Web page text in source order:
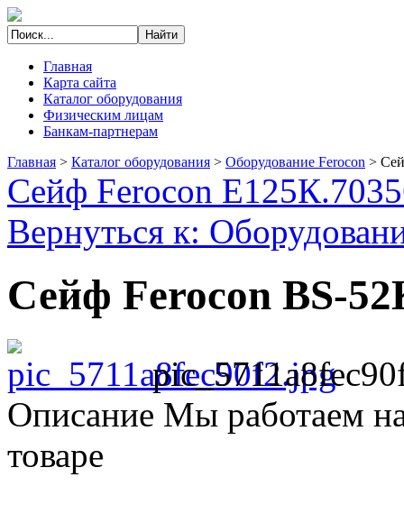
Главная
Карта сайта
Каталог оборудования
Физическим лицам
Банкам-партнерам
Главная > Каталог оборудования > Оборудование Ferocon >
Сейф Ferocon Е125К.7035
Вернуться к:
Сейф Ferocon BS-
Описание Мы работаем
товаре